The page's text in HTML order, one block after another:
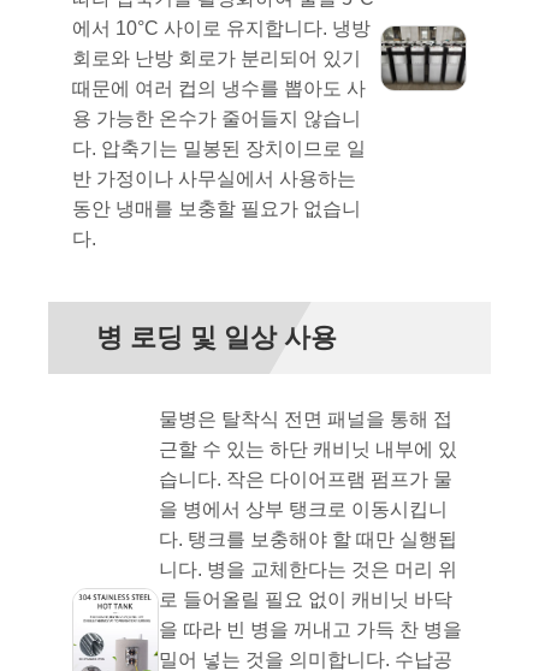
에서 10°C 사이로 유지합니다. 냉방
회로와 난방 회로가 분리되어 있기
때문에 여러 컵의 냉수를 뽑아도 사
용 가능한 온수가 줄어들지 않습니
다. 압축기는 밀봉된 장치이므로 일
반 가정이나 사무실에서 사용하는
동안 냉매를 보충할 필요가 없습니
다.
병 로딩 및 일상 사용
물병은 탈착식 전면 패널을 통해 접
근할 수 있는 하단 캐비닛 내부에 있
습니다. 작은 다이어프램 펌프가 물
을 병에서 상부 탱크로 이동시킵니
다. 탱크를 보충해야 할 때만 실행됩
니다. 병을 교체한다는 것은 머리 위
로 들어올릴 필요 없이 캐비닛 바닥
을 따라 빈 병을 꺼내고 가득 찬 병을
밀어 넣는 것을 의미합니다. 수납공